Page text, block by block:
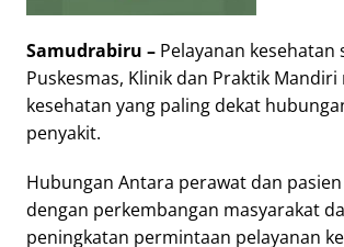
Samudrabiru – Pelayanan kesehatan
Puskesmas, Klinik dan Praktik
kesehatan yang paling dekat
penyakit.
Hubungan Antara perawat dan
dengan perkembangan masyarakat
peningkatan permintaan pelayanan